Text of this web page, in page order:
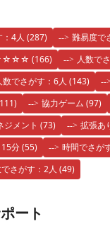
：4人 (287) 難易度
(166) 人数で
数でさがす：6人 (143)
協力ゲーム (97)
ジメント (73) 拡張あ
分(55) 時間でさが
でさがす：2人 (49)
ート